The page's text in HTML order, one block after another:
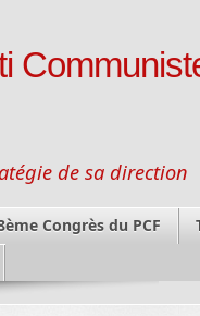
de sa direction
Congrès du PCF